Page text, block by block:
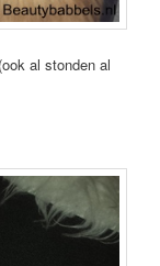
al stonden al